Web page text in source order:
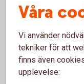
För att se
godkänna
och
Våra
Vi använder
tekniker för att
finns även
upplevelse: